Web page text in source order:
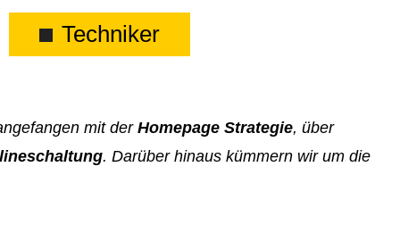
Techniker
mit der Homepage Strategie, über
. Darüber hinaus kümmern wir um die